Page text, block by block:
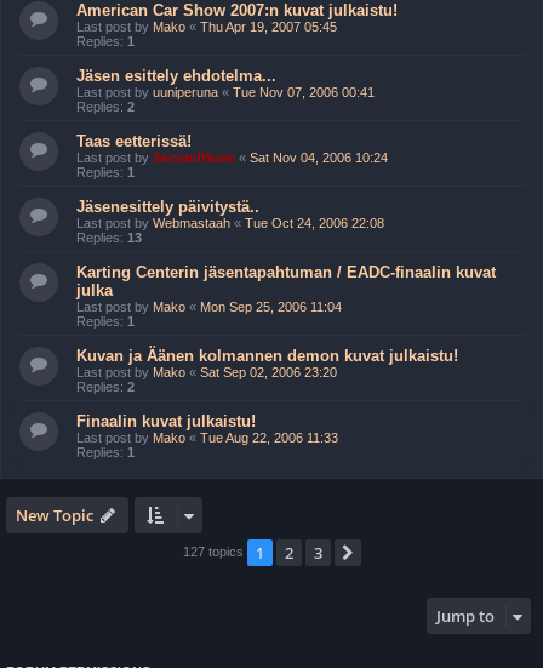
American Car Show 2007:n kuvat julkaistu!
Last post by Mako « Thu Apr 19, 2007 05:45
Replies: 1
Jäsen esittely ehdotelma...
Last post by uuniperuna « Tue Nov 07, 2006 00:41
Replies: 2
Taas eetterissä!
Last post by SecondWave « Sat Nov 04, 2006 10:24
Replies: 1
Jäsenesittely päivitystä..
Last post by Webmastaah « Tue Oct 24, 2006 22:08
Replies: 13
Karting Centerin jäsentapahtuman / EADC-finaalin kuvat
julka
Last post by Mako « Mon Sep 25, 2006 11:04
Replies: 1
Kuvan ja Äänen kolmannen demon kuvat julkaistu!
Last post by Mako « Sat Sep 02, 2006 23:20
Replies: 2
Finaalin kuvat julkaistu!
Last post by Mako « Tue Aug 22, 2006 11:33
Replies: 1
New Topic
127 topics 1 2 3
Jump to